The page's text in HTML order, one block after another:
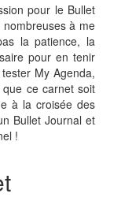
pour le Bullet
à me
la patience, la
pour en tenir
My Agenda,
que ce carnet soit
à la croisée des
Bullet Journal et
!